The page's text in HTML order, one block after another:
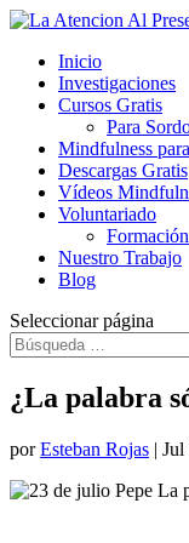
Inicio
Investigaciones
Cursos Gratis
Para
Mindfulness
Descargas Gratis
Vídeos
Voluntariado
Nuestro Trabajo
Blog
Seleccionar página
¿La palabra
porEsteban Rojas | Jul